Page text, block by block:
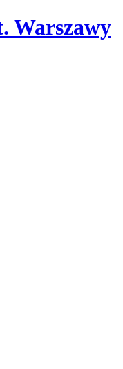
Warszawy